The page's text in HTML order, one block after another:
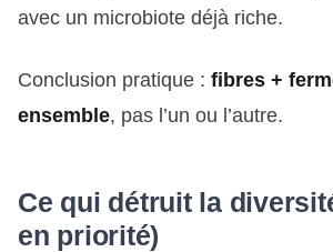
avec un microbiote déjà riche.
Conclusion pratique : fibres +
ensemble, pas l’un ou l’autre.
Ce qui détruit la
en priorité)